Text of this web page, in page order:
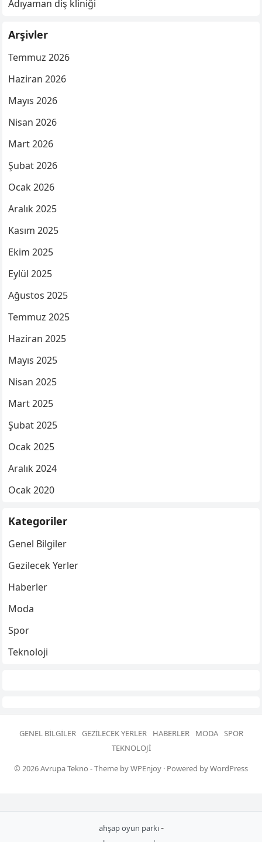
Adıyaman diş kliniği
Arşivler
Temmuz 2026
Haziran 2026
Mayıs 2026
Nisan 2026
Mart 2026
Şubat 2026
Ocak 2026
Aralık 2025
Kasım 2025
Ekim 2025
Eylül 2025
Ağustos 2025
Temmuz 2025
Haziran 2025
Mayıs 2025
Nisan 2025
Mart 2025
Şubat 2025
Ocak 2025
Aralık 2024
Ocak 2020
Kategoriler
Genel Bilgiler
Gezilecek Yerler
Haberler
Moda
Spor
Teknoloji
GENEL BILGILER GEZILECEK YERLER HABERLER MODA SPOR
TEKNOLOJI
© 2026Avrupa Tekno - Theme byWPEnjoy · Powered byWordPress
ahşap oyun parkı-